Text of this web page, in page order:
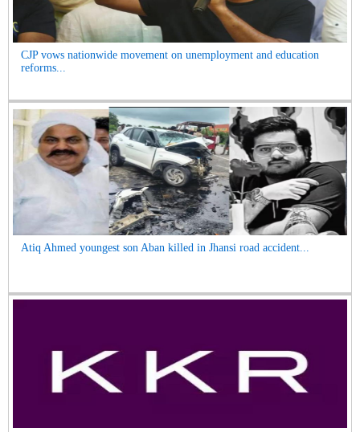
CJP vows nationwide movement on unemployment and education
reforms...
Atiq Ahmed youngest son Aban killed in Jhansi road accident...